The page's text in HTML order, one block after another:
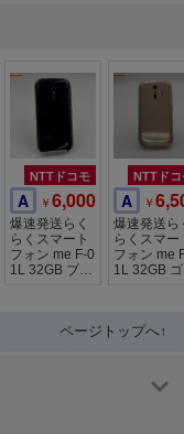
NTTドコモ
A ￥6,000
爆速発送らく
らくスマート
フォン me F-0
1L 32GB ブラ
NTTドコ
A ￥
爆速発送ら
らくスマー
フォン me
1L 32GB
ページトップへ↑